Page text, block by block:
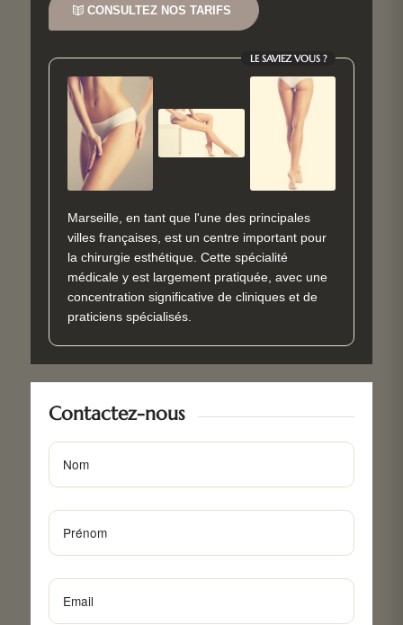
CONSULTEZ NOS TARIFS
LE SAVIEZ VOUS ?
Marseille, en tant que l'une des principales
villes françaises, est un centre important pour
la chirurgie esthétique. Cette spécialité
médicale y est largement pratiquée, avec une
concentration significative de cliniques et de
praticiens spécialisés.
Contactez-nous